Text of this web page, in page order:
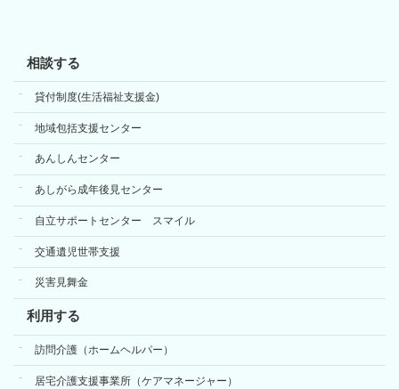
相談する
貸付制度(生活福祉支援金)
地域包括支援センター
あんしんセンター
あしがら成年後見センター
自立サポートセンター スマイル
交通遺児世帯支援
災害見舞金
利用する
訪問介護（ホームヘルパー）
居宅介護支援事業所（ケアマネージャー）